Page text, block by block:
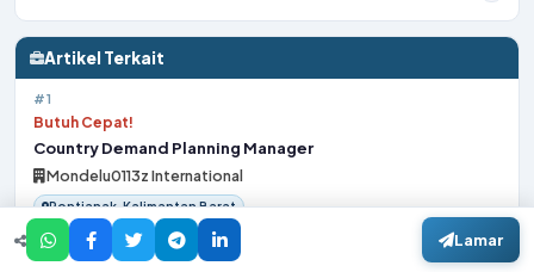
Artikel Terkait
#1
Butuh Cepat!
Country Demand Planning Manager
Mondelu0113z International
Pontianak, Kalimantan Barat
#2 Lamar